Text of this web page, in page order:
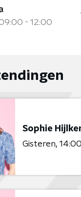
- 12:00
Sophie
Gisteren